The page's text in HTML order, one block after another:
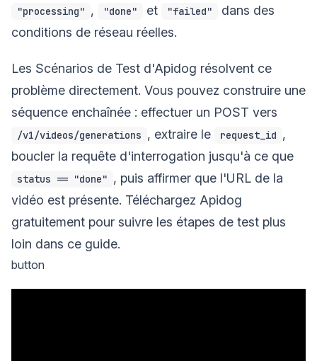
"processing" , "done" et "failed"
dans des
conditions de réseau réelles.
Les Scénarios de Test d'Apidog résolvent ce
problème directement. Vous pouvez construire une
séquence enchaînée : effectuer un POST vers
/v1/videos/generations , extraire le request_id ,
boucler la requête d'interrogation jusqu'à ce que
status == "done" , puis affirmer que l'URL de la
vidéo est présente. Téléchargez Apidog
gratuitement pour suivre les étapes de test plus
loin dans ce guide.
button